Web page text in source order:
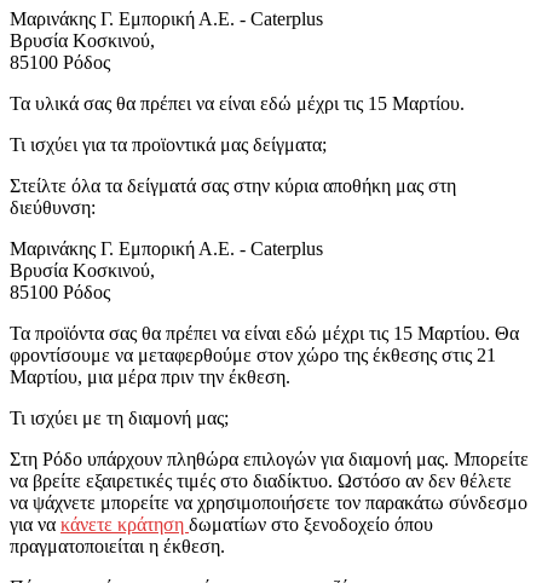
Μαρινάκης Γ. Εμπορική Α.Ε. - Caterplus
Βρυσία Κοσκινού,
85100 Ρόδος
Τα υλικά σας θα πρέπει να είναι εδώ μέχρι τις 15 Μαρτίου.
Τι ισχύει για τα προϊοντικά μας δείγματα;
Στείλτε όλα τα δείγματά σας στην κύρια αποθήκη μας στη
διεύθυνση:
Μαρινάκης Γ. Εμπορική Α.Ε. - Caterplus
Βρυσία Κοσκινού,
85100 Ρόδος
Τα προϊόντα σας θα πρέπει να είναι εδώ μέχρι τις 15 Μαρτίου. Θα
φροντίσουμε να μεταφερθούμε στον χώρο της έκθεσης στις 21
Μαρτίου, μια μέρα πριν την έκθεση.
Τι ισχύει με τη διαμονή μας;
Στη Ρόδο υπάρχουν πληθώρα επιλογών για διαμονή μας. Μπορείτε
να βρείτε εξαιρετικές τιμές στο διαδίκτυο. Ωστόσο αν δεν θέλετε
να ψάχνετε μπορείτε να χρησιμοποιήσετε τον παρακάτω σύνδεσμο
για να κάνετε κράτηση δωματίων στο ξενοδοχείο όπου
πραγματοποιείται η έκθεση.